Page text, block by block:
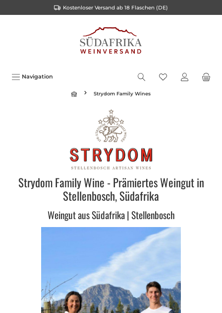
Kostenloser Versand ab 18 Flaschen (DE)
Navigation
Strydom Family Wines
Strydom Family Wine - Prämiertes Weingut in
Stellenbosch, Südafrika
Weingut aus Südafrika | Stellenbosch